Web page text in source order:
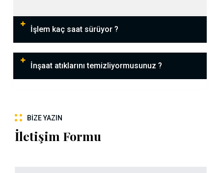
İşlem kaç saat sürüyor ?
İnşaat atıklarını temizliyormusunuz ?
BIZE YAZIN
İletişim Formu